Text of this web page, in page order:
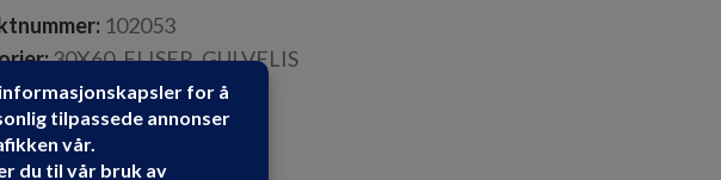
102053
30X60,FLISER,GULVFLIS